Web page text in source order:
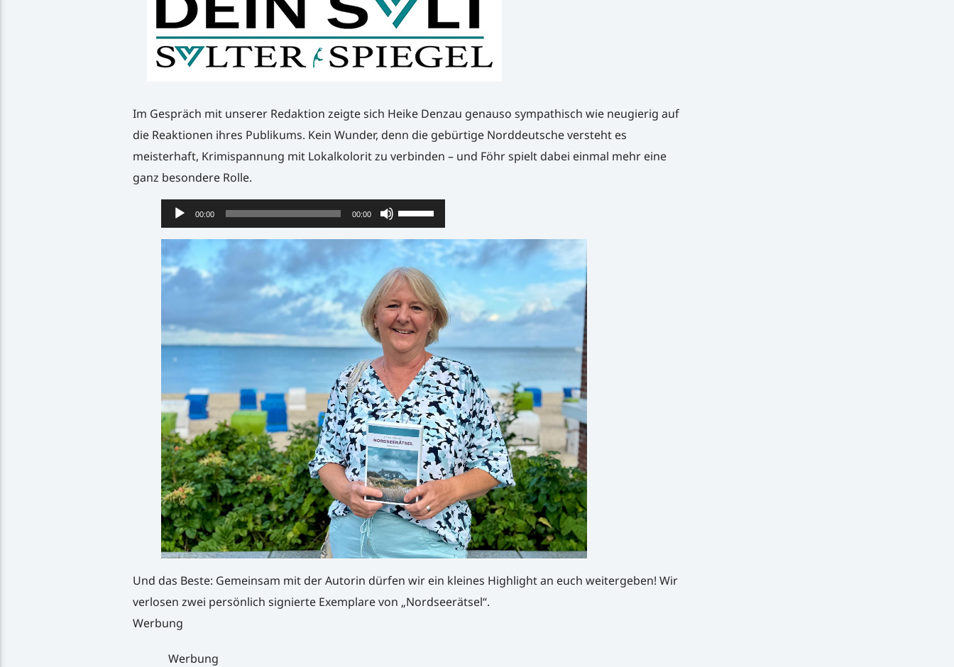
Im Gespräch mit unserer Redaktion zeigte sich Heike Denzau genauso sympathisch wie neugierig auf
die Reaktionen ihres Publikums. Kein Wunder, denn die gebürtige Norddeutsche versteht es
meisterhaft, Krimispannung mit Lokalkolorit zu verbinden – und Föhr spielt dabei einmal mehr eine
ganz besondere Rolle.
Audio-
Player
00:00 00:00
Pfeiltasten
Hoch/Runter
benutzen,
um
die
Lautstärke
zu
regeln.
Und das Beste: Gemeinsam mit der Autorin dürfen wir ein kleines Highlight an euch weitergeben! Wir
verlosen zwei persönlich signierte Exemplare von „Nordseerätsel“.
Werbung
Werbung